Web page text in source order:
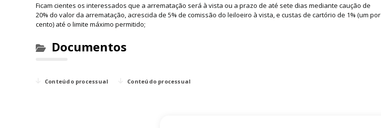
Ficam cientes os interessados que a arrematação será à vista ou a prazo de até sete dias mediante caução de
20% do valor da arrematação, acrescida de 5% de comissão do leiloeiro à vista, e custas de cartório de 1% (um por
cento) até o limite máximo permitido;
Documentos
Conteúdo processual Conteúdo processual